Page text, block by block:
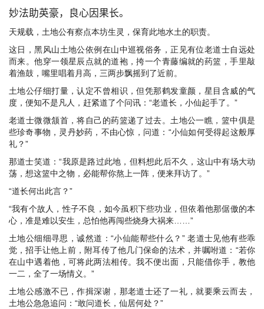
妙法助英豪，良心因果长。
天规载，土地公有察点本坊生灵，保育此地水土的职责。
这日，黑风山土地公依例在山中巡视俗务，正见有位老道士自远处
而来。他穿一领星辰点就的道袍，挎一个青藤编就的药篮，手里敲
着渔鼓，嘴里唱着月高，三两步飘摇到了近前。
土地公仔细打量，认定不曾相识，但凭那鹤发童颜，星目含威的气
度，便知不是凡人，赶紧道了个问讯：“老道长，小仙起手了。”
老道士微微颔首，将自己的药篮递了过去。土地公一瞧，篮中俱是
些珍奇事物，灵丹妙药，不由心惊，问道：“小仙如何受得起这般厚
礼？”
那道士笑道：“我原是路过此地，但料想此后不久，这山中有场大动
荡，想这篮中之物，必能帮你熬上一阵，便来拜访了。”
“道长何出此言？”
“我有个故人，性子不良，如今虽积下些功业，但依着他那倨傲的本
心，准是难以安生，总怕他再闯些烧身大祸来……”
土地公细细寻思，诚然道：“小仙能帮些什么？” 老道士见他有些乖
觉，招手让他上前，附耳传了他几门保命的法术，并嘱咐道：“若你
在山中遇着他，可将此两法相传。我不便出面，只能借你手，教他
一二，全了一场情义。”
土地公感激不已，作揖深谢，那老道士还了一礼，就要乘云而去，
土地公急急追问：“敢问道长，仙居何处？”